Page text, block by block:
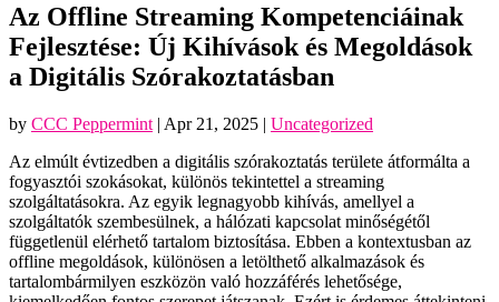
Az Offline Streaming Kompetenciáinak
Fejlesztése: Új Kihívások és Megoldások
a Digitális Szórakoztatásban
by CCC Peppermint | Apr 21, 2025 | Uncategorized
Az elmúlt évtizedben a digitális szórakoztatás területe átformálta a
fogyasztói szokásokat, különös tekintettel a streaming
szolgáltatásokra. Az egyik legnagyobb kihívás, amellyel a
szolgáltatók szembesülnek, a hálózati kapcsolat minőségétől
függetlenül elérhető tartalom biztosítása. Ebben a kontextusban az
offline megoldások, különösen a letölthető alkalmazások és
tartalombármilyen eszközön való hozzáférés lehetősége,